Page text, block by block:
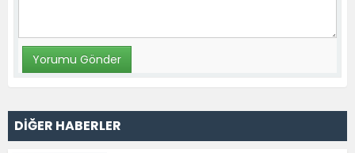
DİĞER HABERLER